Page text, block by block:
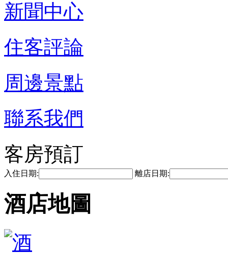
新聞中心
住客評論
周邊景點
聯系我們
客房預訂
入住日期: 離店日期:
酒店地圖